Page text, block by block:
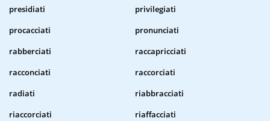
presidiati
privilegiati
procacciati
pronunciati
rabberciati
raccapricciati
racconciati
raccorciati
radiati
riabbracciati
riaccorciati
riaffacciati